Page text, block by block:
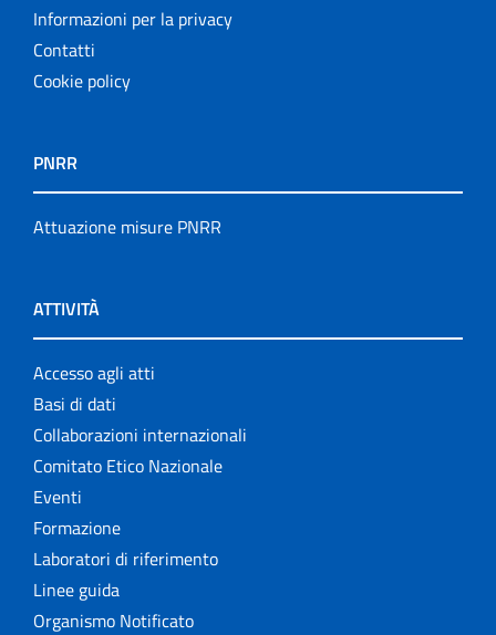
Informazioni per la privacy
Contatti
Cookie policy
PNRR
Attuazione misure PNRR
ATTIVITÀ
Accesso agli atti
Basi di dati
Collaborazioni internazionali
Comitato Etico Nazionale
Eventi
Formazione
Laboratori di riferimento
Linee guida
Organismo Notificato